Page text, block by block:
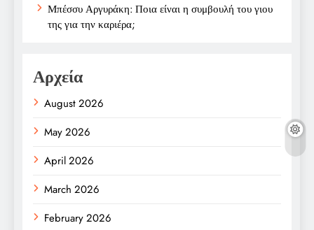
Μπέσσυ Αργυράκη: Ποια είναι η συμβουλή του γιου
της για την καριέρα;
Αρχεία
August 2026
May 2026
April 2026
March 2026
February 2026